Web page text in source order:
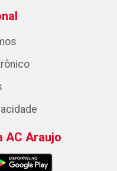
AC Araujo